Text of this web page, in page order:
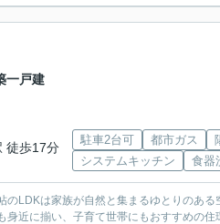
一戸建
徒歩17分
駐車2台可 都市ガス
システムキッチン
食器
LDKは家族が自然と集まるゆとりのあ
近に揃い、子育て世帯にもおすすめの住